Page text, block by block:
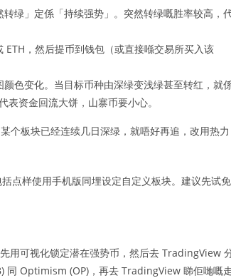
绿」定係「持续强势」。突然转绿嘅胜率较高，
ETH，然后提币到钱包（或直接喺交易所买入该
色变化。当目标币种由深绿变浅绿甚至转红，就
资金回流大饼，山寨币要小心。
个板块已经连续几日深绿，就唔好再追，改用热力
点样使用手机版同埋设定自定义板块。建议先试免
用可视化锁定潜在强势币，然后去 TradingView
同 Optimism (OP)，再去 TradingView 睇佢哋嘅